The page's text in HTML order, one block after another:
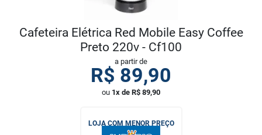
Cafeteira Elétrica Red Mobile Easy Coffee
Preto 220v - Cf100
a partir de
R$ 89,90
ou 1x de R$ 89,90
LOJA COM MENOR PREÇO